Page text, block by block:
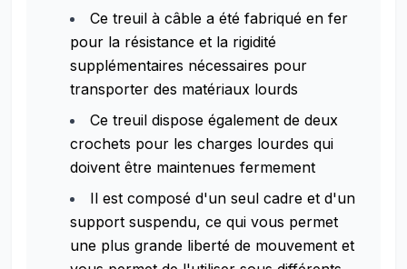
Ce treuil à câble a été fabriqué en fer
pour la résistance et la rigidité
supplémentaires nécessaires pour
transporter des matériaux lourds
Ce treuil dispose également de deux
crochets pour les charges lourdes qui
doivent être maintenues fermement
Il est composé d'un seul cadre et d'un
support suspendu, ce qui vous permet
une plus grande liberté de mouvement et